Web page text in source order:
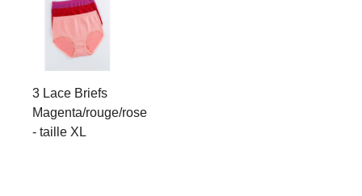
3 Lace Briefs
Magenta/rouge/rose
- taille XL